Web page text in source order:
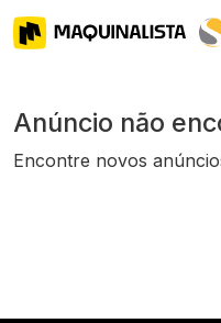
Anúncio não
Encontre novos